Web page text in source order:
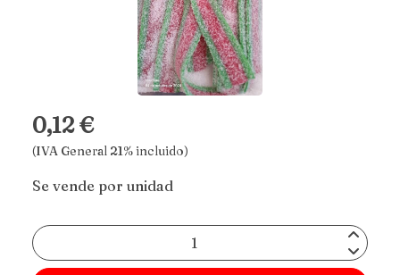
0,12 €
(IVA General 21% incluido)
Se vende por unidad